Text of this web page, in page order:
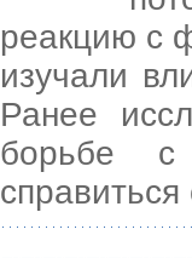
реакцию с
изучали
Ранее
борьбе с